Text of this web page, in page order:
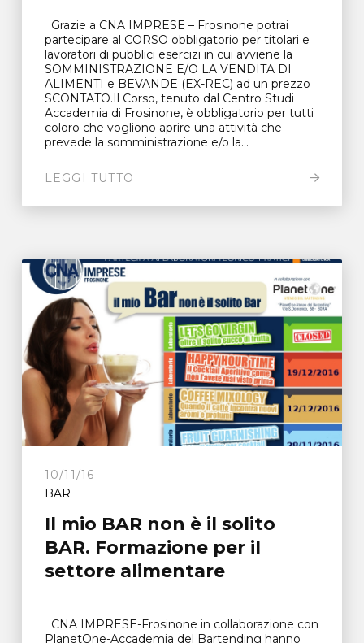
Grazie a CNA IMPRESE – Frosinone potrai
partecipare al CORSO obbligatorio per titolari e
lavoratori di pubblici esercizi in cui avviene la
SOMMINISTRAZIONE E/O LA VENDITA DI
ALIMENTI e BEVANDE (EX-REC) ad un prezzo
SCONTATO.Il Corso, tenuto dal Centro Studi
Accademia di Frosinone, è obbligatorio per tutti
coloro che vogliono aprire una attività che
prevede la somministrazione e/o la...
LEGGI TUTTO
10/11/16
BAR
Il mio BAR non è il solito
BAR. Formazione per il
settore alimentare
CNA IMPRESE-Frosinone in collaborazione con
PlanetOne-Accademia del Bartending hanno